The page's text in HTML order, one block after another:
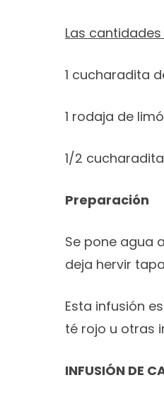
Las
1 cucharadita
1 rodaja de
1/2
Preparación
Se pone agua
deja hervir
Esta infusión
té rojo u otras
INFUSIÓN DE